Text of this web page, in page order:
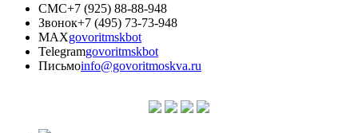
СМС+7 (925) 88-88-948
Звонок+7 (495) 73-73-948
MAXgovoritmskbot
Telegramgovoritmskbot
Письмоinfo@govoritmoskva.ru